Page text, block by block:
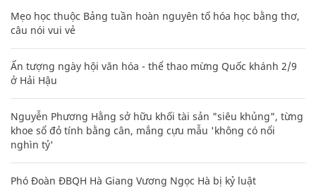
Mẹo học thuộc Bảng tuần hoàn nguyên tố hóa học bằng thơ,
câu nói vui vẻ
Ấn tượng ngày hội văn hóa - thể thao mừng Quốc khánh 2/9
ở Hải Hậu
Nguyễn Phương Hằng sở hữu khối tài sản "siêu khủng", từng
khoe sổ đỏ tính bằng cân, mắng cựu mẫu 'không có nổi
nghìn tỷ'
Phó Đoàn ĐBQH Hà Giang Vương Ngọc Hà bị kỷ luật